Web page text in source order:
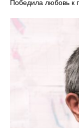
Победила любовь к